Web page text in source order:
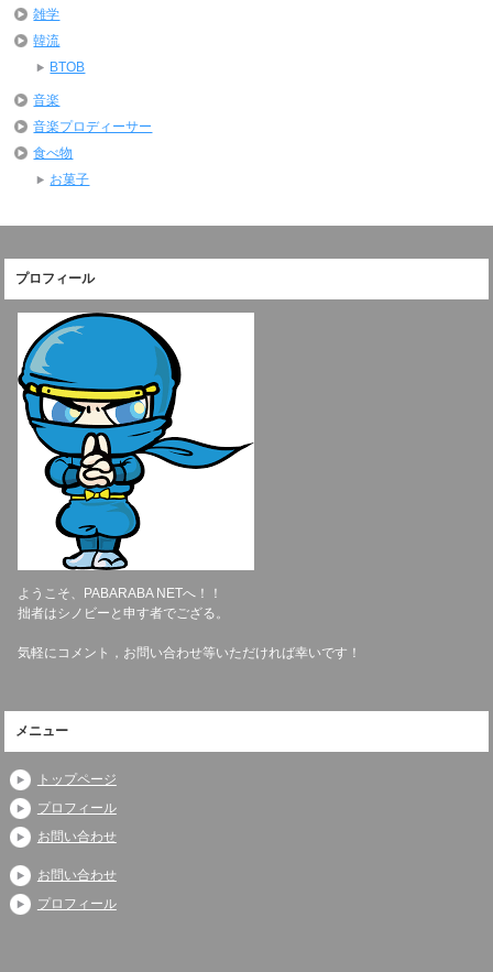
雑学
韓流
BTOB
音楽
音楽プロディーサー
食べ物
お菓子
プロフィール
ようこそ、PABARABA NETへ！！
拙者はシノビーと申す者でござる。
気軽にコメント，お問い合わせ等いただければ幸いです！
メニュー
トップページ
プロフィール
お問い合わせ
お問い合わせ
プロフィール